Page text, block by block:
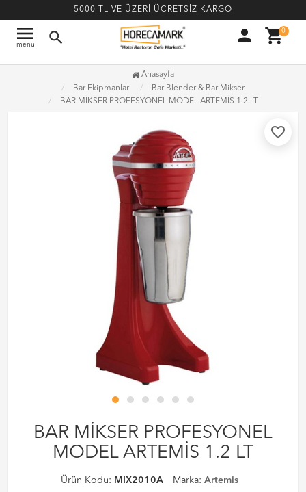
5000 TL VE ÜZERİ ÜCRETSİZ KARGO
menu
menü search person shopping_cart0
Anasayfa
Bar Ekipmanları
Bar Blender & Bar Mikser
BAR MİKSER PROFESYONEL MODEL ARTEMİS 1.2 LT
favorite_border
BAR MİKSER PROFESYONEL
MODEL ARTEMİS 1.2 LT
Ürün Kodu: MIX2010A Marka: Artemis